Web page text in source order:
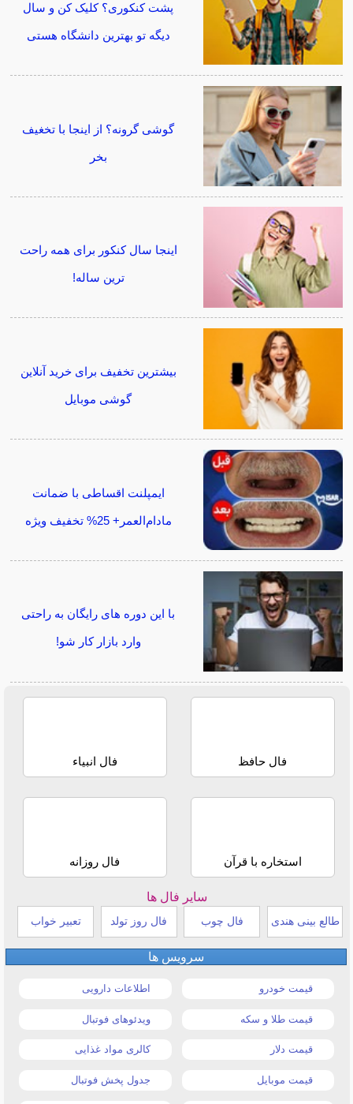
پشت کنکوری؟ کلیک کن و سال
دیگه تو بهترین دانشگاه هستی
گوشی گرونه؟ از اینجا با تخغیف
بخر
اینجا سال کنکور برای همه راحت
ترین ساله!
بیشترین تخفیف برای خرید آنلاین
گوشی موبایل
ایمپلنت اقساطی با ضمانت
مادام‌العمر+ 25% تخفیف ویژه
با این دوره های رایگان به راحتی
وارد بازار کار شو!
فال حافظ فال انبیاء
استخاره با قرآن فال روزانه
سایر فال ها
طالع بینی هندی فال چوب فال روز تولد تعبیر خواب
سرویس ها
قیمت خودرو اطلاعات دارویی
قیمت طلا و سکه ویدئوهای فوتبال
قیمت دلار کالری مواد غذایی
قیمت موبایل جدول پخش فوتبال